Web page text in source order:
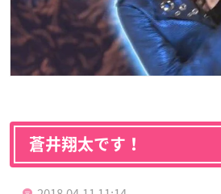
蒼井翔太です！